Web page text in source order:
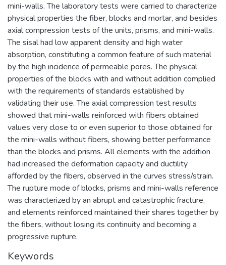
mini-walls. The laboratory tests were carried to characterize
physical properties the fiber, blocks and mortar, and besides
axial compression tests of the units, prisms, and mini-walls.
The sisal had low apparent density and high water
absorption, constituting a common feature of such material
by the high incidence of permeable pores. The physical
properties of the blocks with and without addition complied
with the requirements of standards established by
validating their use. The axial compression test results
showed that mini-walls reinforced with fibers obtained
values very close to or even superior to those obtained for
the mini-walls without fibers, showing better performance
than the blocks and prisms. All elements with the addition
had increased the deformation capacity and ductility
afforded by the fibers, observed in the curves stress/strain.
The rupture mode of blocks, prisms and mini-walls reference
was characterized by an abrupt and catastrophic fracture,
and elements reinforced maintained their shares together by
the fibers, without losing its continuity and becoming a
progressive rupture.
Keywords